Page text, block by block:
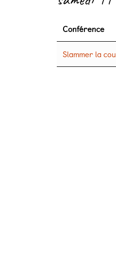
Conférence
Slammer la